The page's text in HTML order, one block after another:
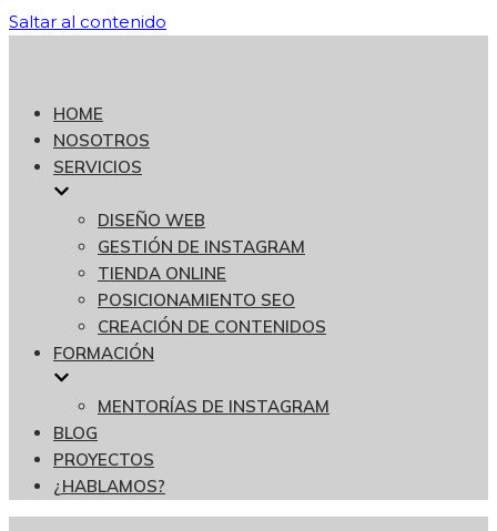
Saltar al contenido
HOME
NOSOTROS
SERVICIOS
DISEÑO WEB
GESTIÓN DE INSTAGRAM
TIENDA ONLINE
POSICIONAMIENTO SEO
CREACIÓN DE CONTENIDOS
FORMACIÓN
MENTORÍAS DE INSTAGRAM
BLOG
PROYECTOS
¿HABLAMOS?